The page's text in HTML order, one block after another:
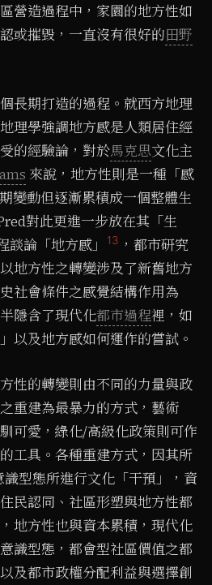
營造過程中，家園的地方性如
或摧毀，一直沒有很好的田野
長期打造的過程。就西方地理
理學強調地方感是人類居住經
的經驗論，對於馬克思文化主
來說，地方性則是一種「感
變動但逐漸累積成一個整體生
對此更進一步放在其「生
論「地方感」
13 ，都市研究
地方性之轉變涉及了新舊地方
社會條件之感覺結構作用為
隱含了現代化都市過程裡，如
以及地方感如何運作的嘗試。
性的轉變則由不同的力量與政
重建為最暴力的方式，藝術
可愛，綠化/高級化政策則可作
工具。各種重建方式，因其所
型態所進行文化「干預」，資
民認同、社區形塑與地方性都
地方性也與資本累積，現代化
識型態，都會型社區價值之都
及都市政權分配利益與選擇創